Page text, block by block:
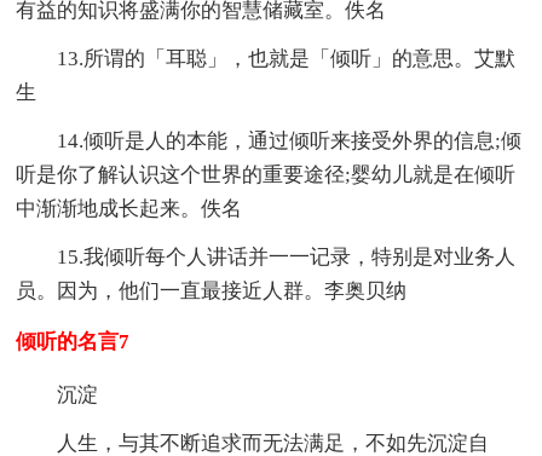
有益的知识将盛满你的智慧储藏室。佚名
13.所谓的「耳聪」，也就是「倾听」的意思。艾默
生
14.倾听是人的本能，通过倾听来接受外界的信息;倾
听是你了解认识这个世界的重要途径;婴幼儿就是在倾听
中渐渐地成长起来。佚名
15.我倾听每个人讲话并一一记录，特别是对业务人
员。因为，他们一直最接近人群。李奥贝纳
倾听的名言7
沉淀
人生，与其不断追求而无法满足，不如先沉淀自